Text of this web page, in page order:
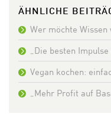
ÄHNLICHE
Wer möchte Wissen
„Die besten
Vegan kochen:
„Mehr Profit auf